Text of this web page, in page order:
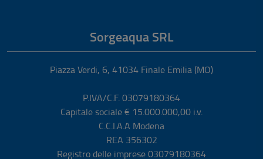
Sorgeaqua SRL
Piazza Verdi, 6, 41034 Finale Emilia (MO)
P.IVA/C.F. 03079180364
Capitale sociale € 15.000.000,00 i.v.
C.C.I.A.A Modena
REA 356302
Registro delle imprese 03079180364